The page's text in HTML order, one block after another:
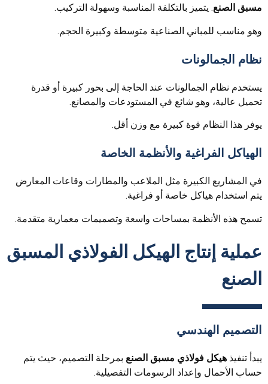
مسبق الصنع. يتميز بالتكلفة المناسبة وسهولة التركيب.
وهو مناسب للمباني الصناعية متوسطة وكبيرة الحجم.
نظام الجمالونات
يستخدم نظام الجمالونات عند الحاجة إلى بحور كبيرة أو قدرة
تحميل عالية، وهو شائع في المستودعات والمصانع.
يوفر هذا النظام قوة كبيرة مع وزن أقل.
الهياكل الفراغية والأنظمة الخاصة
في المشاريع الكبيرة مثل الملاعب والمطارات وقاعات المعارض
يتم استخدام هياكل خاصة أو فراغية.
تسمح هذه الأنظمة بمساحات واسعة وتصميمات معمارية متقدمة.
عملية إنتاج الهيكل الفولاذي المسبق
الصنع
التصميم الهندسي
يبدأ تنفيذ هيكل فولاذي مسبق الصنع بمرحلة التصميم، حيث يتم
حساب الأحمال وإعداد الرسومات التفصيلية.